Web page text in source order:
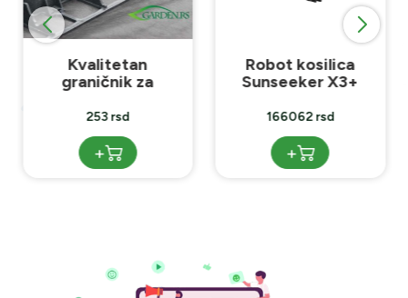
Kvalitetan
graničnik za
253 rsd
+
Robot kosilica
Sunseeker X3+
166062 rsd
+